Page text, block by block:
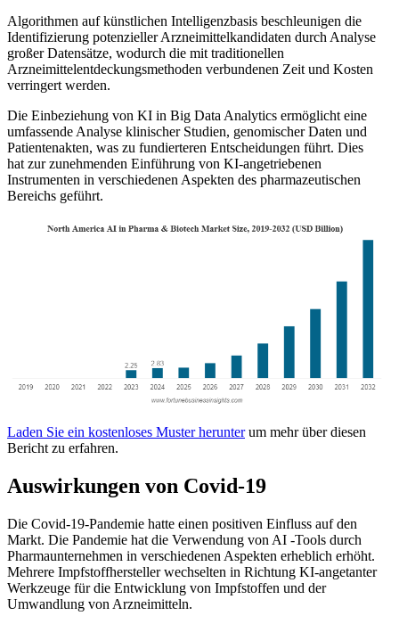
Algorithmen auf künstlichen Intelligenzbasis beschleunigen die
Identifizierung potenzieller Arzneimittelkandidaten durch Analyse
großer Datensätze, wodurch die mit traditionellen
Arzneimittelentdeckungsmethoden verbundenen Zeit und Kosten
verringert werden.
Die Einbeziehung von KI in Big Data Analytics ermöglicht eine
umfassende Analyse klinischer Studien, genomischer Daten und
Patientenakten, was zu fundierteren Entscheidungen führt. Dies
hat zur zunehmenden Einführung von KI-angetriebenen
Instrumenten in verschiedenen Aspekten des pharmazeutischen
Bereichs geführt.
Laden Sie ein kostenloses Muster herunterum mehr über diesen
Bericht zu erfahren.
Auswirkungen von Covid-19
Die Covid-19-Pandemie hatte einen positiven Einfluss auf den
Markt. Die Pandemie hat die Verwendung von AI -Tools durch
Pharmaunternehmen in verschiedenen Aspekten erheblich erhöht.
Mehrere Impfstoffhersteller wechselten in Richtung KI-angetanter
Werkzeuge für die Entwicklung von Impfstoffen und der
Umwandlung von Arzneimitteln.